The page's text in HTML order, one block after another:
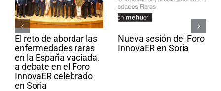
El reto de abordar las
enfermedades raras
en la España vaciada,
a debate en el Foro
InnovaER celebrado
en Soria
Nueva sesión del Foro
InnovaER en Soria